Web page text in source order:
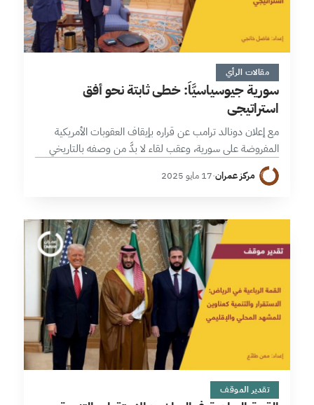
7 دقائق
مقالات الرأي
سورية جيوسياسيَّاً: خطى ثابتة نحو أفق
استراتيجي
مع إعلان دونالد ترامب عن قراره بإيقاف العقوبات الأمريكية
المفروضة على سورية، وعقب لقاء لا بدَّ من وصفه بالتاريخي
جمع الرئيس السوري أحمد الشرع والرئيس الأمريكي دونالد
ترامب بوساطة ولي…
مركز عمران·17 مايو 2025
5 دقائق
تقدير الموقف